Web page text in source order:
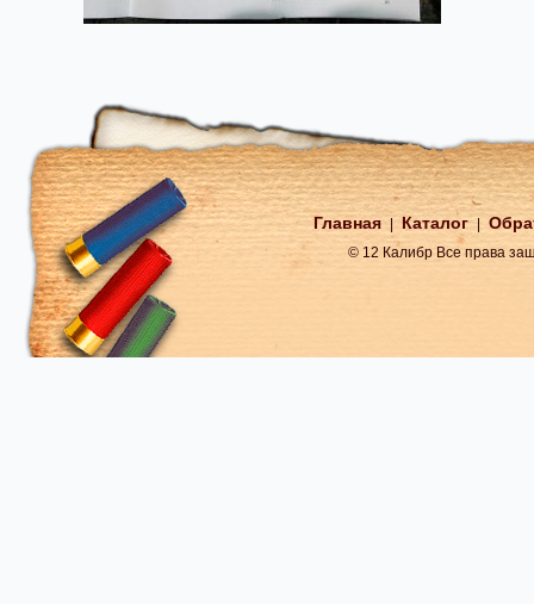
Главная Каталог
© 12 Калибр Все права